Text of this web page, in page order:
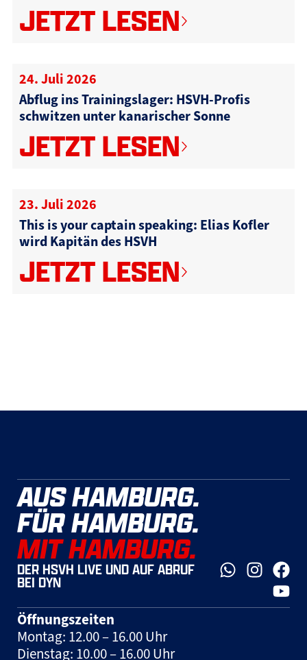
JETZT LESEN
24. Juli 2026
Abflug ins Trainingslager: HSVH-Profis
schwitzen unter kanarischer Sonne
JETZT LESEN
23. Juli 2026
This is your captain speaking: Elias Kofler
wird Kapitän des HSVH
JETZT LESEN
AUS HAMBURG.
FÜR HAMBURG.
MIT HAMBURG.
DER HSVH LIVE UND AUF ABRUF
BEI DYN
Öffnungszeiten
Montag: 12.00 – 16.00 Uhr
Dienstag: 10.00 – 16.00 Uhr